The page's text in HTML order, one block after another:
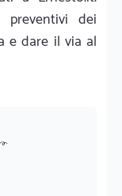
dei
e dare il via al